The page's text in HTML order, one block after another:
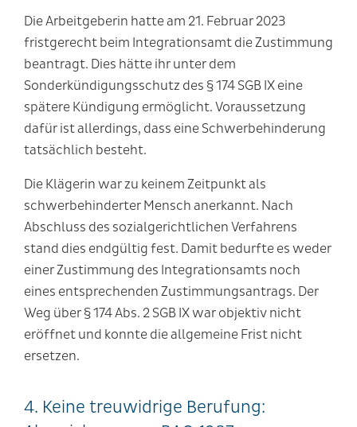
Die Arbeitgeberin hatte am 21. Februar 2023
fristgerecht beim Integrationsamt die Zustimmung
beantragt. Dies hätte ihr unter dem
Sonderkündigungsschutz des § 174 SGB IX eine
spätere Kündigung ermöglicht. Voraussetzung
dafür ist allerdings, dass eine Schwerbehinderung
tatsächlich besteht.
Die Klägerin war zu keinem Zeitpunkt als
schwerbehinderter Mensch anerkannt. Nach
Abschluss des sozialgerichtlichen Verfahrens
stand dies endgültig fest. Damit bedurfte es weder
einer Zustimmung des Integrationsamts noch
eines entsprechenden Zustimmungsantrags. Der
Weg über § 174 Abs. 2 SGB IX war objektiv nicht
eröffnet und konnte die allgemeine Frist nicht
ersetzen.
4. Keine treuwidrige Berufung: